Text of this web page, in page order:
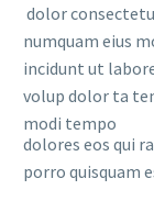
dolor
numquam eius
incidunt ut
volup dolor ta
modi tempo
dolores eos qui
porro quisquam